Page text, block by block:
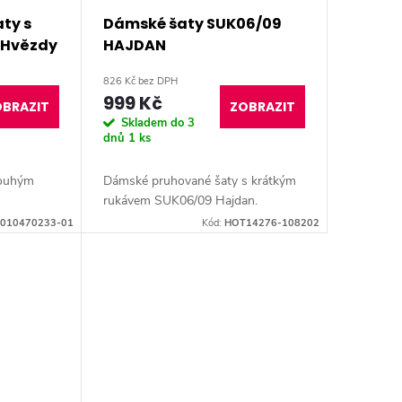
s
01
Dámské šaty SUK06/09
HAJDAN
826 Kč bez DPH
999 Kč
Skladem do 3
dnů 1 ks
ZOBRAZIT
Dámské pruhované šaty s krátkým
rukávem SUK06/09 Hajdan.
Kód: HOT14276-108202